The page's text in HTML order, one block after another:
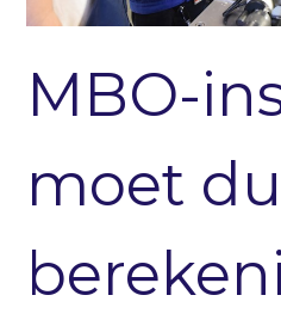
MBO-
moet